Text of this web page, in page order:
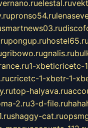
elestal.ru
pronso54.ru
smartnews03.ru
pongup.ruhostel65.ru
gribowo.rugnalis.ru
1-xbeticricetc-
cricetc-1-xbetr-1-
top-halyava.ru
2.ru3-d-file.ru
shaggy-cat.ru